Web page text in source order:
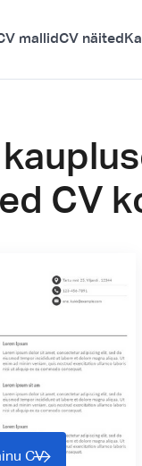
mallidCV näited
CV
CV